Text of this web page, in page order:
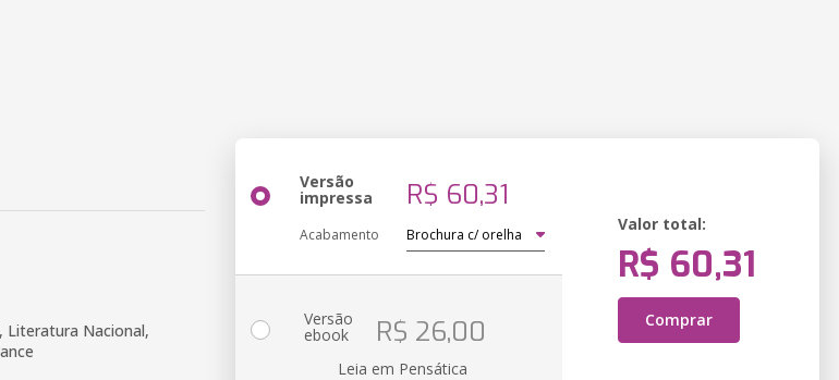
Literatura Nacional,
Versão
impressa R$ 60,31
Acabamento
Valor total:
R$ 60,31
Comprar
Versão
ebook R$ 26,00
Leia em Pensática